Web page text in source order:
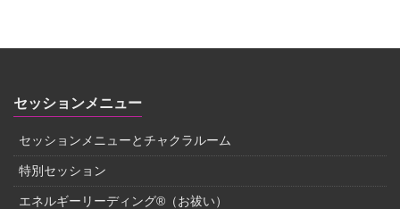
セッションメニュー
セッションメニューとチャクラルーム
特別セッション
エネルギーリーディング®（お祓い）